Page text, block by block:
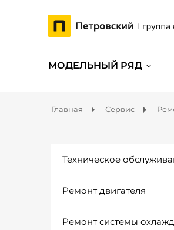
МОДЕЛЬНЫЙ РЯД
Главная Сервис
Техническое
Ремонт двигателя
Ремонт системы